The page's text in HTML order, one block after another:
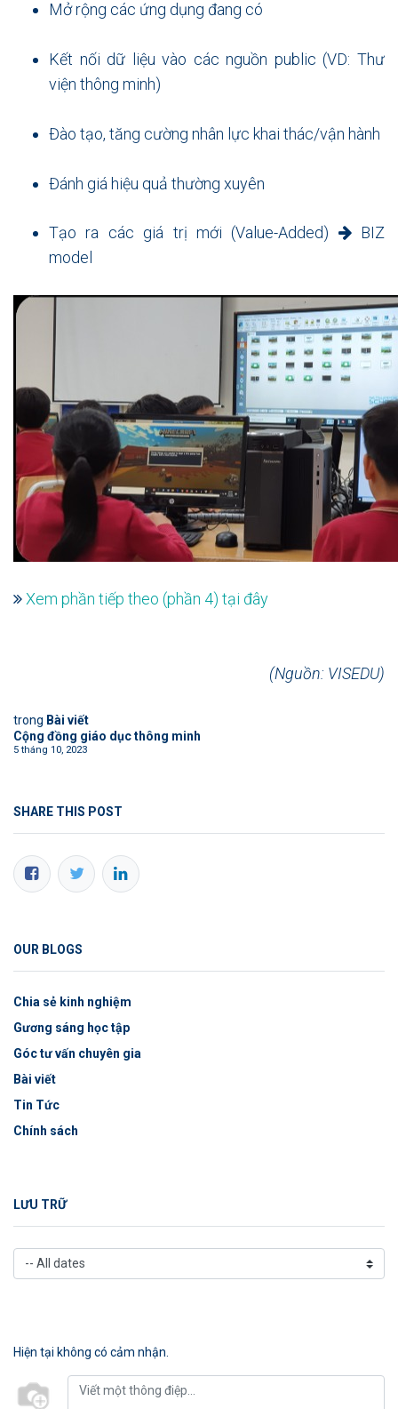
Mở rộng các ứng dụng đang có
Kết nối dữ liệu vào các nguồn public (VD: Thư
viện thông minh)
Đào tạo, tăng cường nhân lực khai thác/vận hành
Đánh giá hiệu quả thường xuyên
Tạo ra các giá trị mới (Value-Added)
BIZ
model
Xem phần tiếp theo (phần 4) tại đây
(Nguồn: VISEDU)
trong Bài viết
Cộng đồng giáo dục thông minh
5 tháng 10, 2023
SHARE THIS POST
OUR BLOGS
Chia sẻ kinh nghiệm
Gương sáng học tập
Góc tư vấn chuyên gia
Bài viết
Tin Tức
Chính sách
LƯU TRỮ
Hiện tại không có cảm nhận.